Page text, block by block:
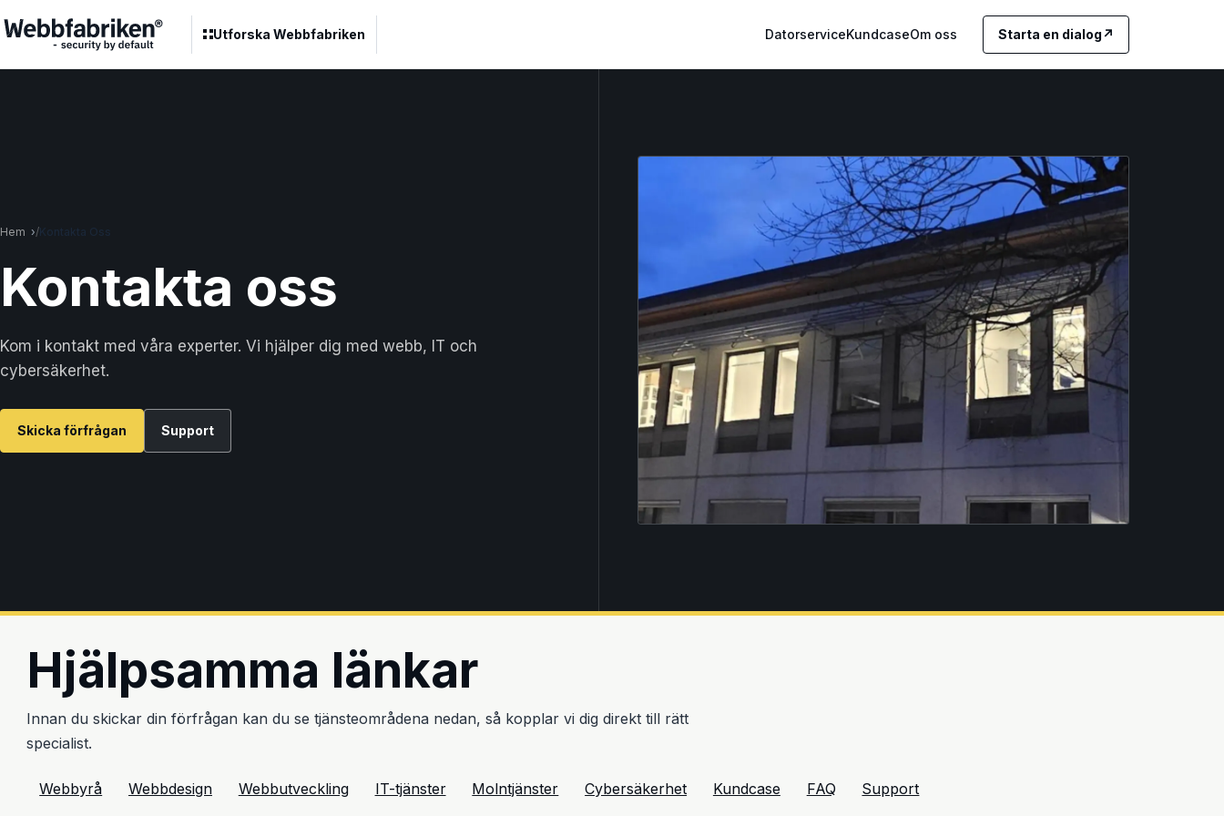
Utforska Webbfabriken DatorserviceKundcaseOm oss Starta en dialog↗
Hem Kontakta Oss
Kontakta oss
Kom i kontakt med våra experter. Vi hjälper dig med webb, IT och
cybersäkerhet.
Skicka förfrågan Support
Hjälpsamma länkar
Innan du skickar din förfrågan kan du se tjänsteområdena nedan, så kopplar vi dig direkt till rätt
specialist.
Webbyrå Webbdesign Webbutveckling IT-tjänster Molntjänster Cybersäkerhet Kundcase FAQ Support